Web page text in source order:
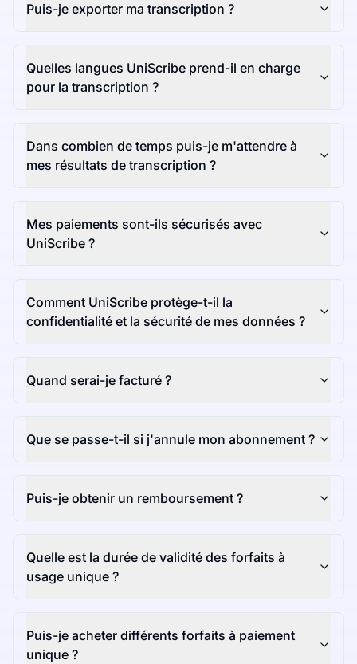
Puis-je exporter ma transcription ?
Quelles langues UniScribe prend-il en charge
pour la transcription ?
Dans combien de temps puis-je m'attendre à
mes résultats de transcription ?
Mes paiements sont-ils sécurisés avec
UniScribe ?
Comment UniScribe protège-t-il la
confidentialité et la sécurité de mes données ?
Quand serai-je facturé ?
Que se passe-t-il si j'annule mon abonnement ?
Puis-je obtenir un remboursement ?
Quelle est la durée de validité des forfaits à
usage unique ?
Puis-je acheter différents forfaits à paiement
unique ?